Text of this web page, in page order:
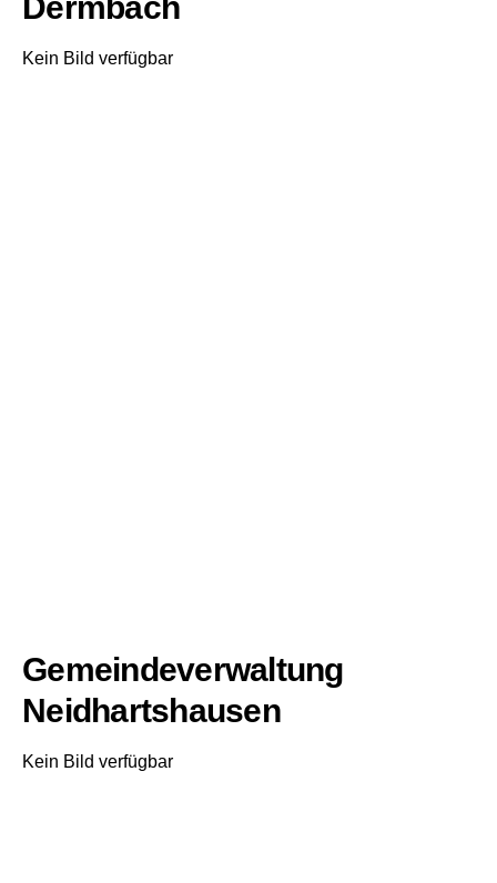
Kein Bild verfügbar
Gemeindeverwaltung
Neidhartshausen
Kein Bild verfügbar